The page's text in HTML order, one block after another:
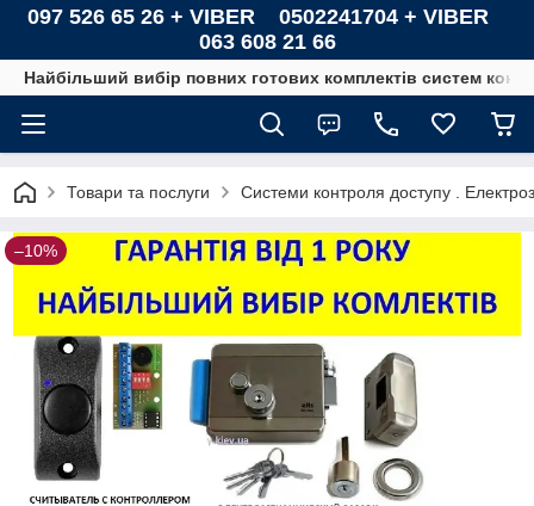
097 526 65 26 + VIBER 0502241704 + VIBER
063 608 21 66
Найбільший вибір повних готових комплектів систем
Товари та послуги Системи контроля доступу .
–10%